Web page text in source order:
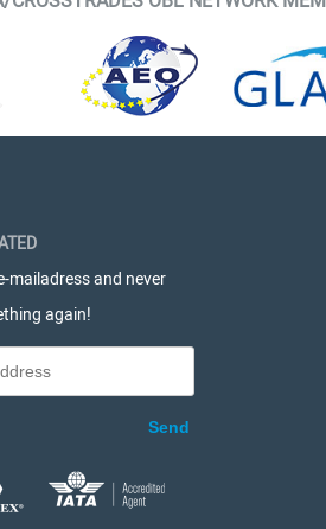
mailadress and never
again!